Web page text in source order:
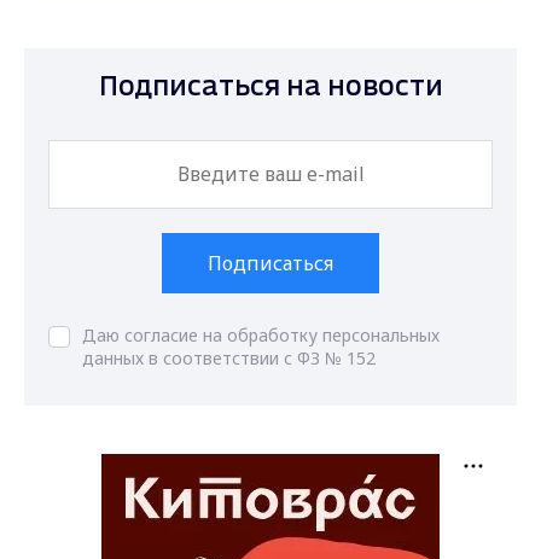
Подписаться на новости
Подписаться
Даю согласие на обработку персональных
данных в соответствии с ФЗ № 152